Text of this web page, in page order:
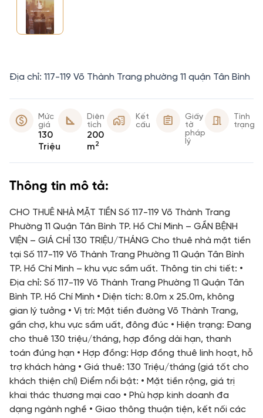
Địa chỉ: 117-119 Võ Thành Trang phường 11 quận Tân Bình
Mức
giá
130
Triệu
Diện
tích
200
m2
Kết
cấu
Giấy
tờ
pháp
lý
Tình
trạng
Thông tin mô tả:
CHO THUÊ NHÀ MẶT TIỀN Số 117-119 Võ Thành Trang
Phường 11 Quận Tân Bình TP. Hồ Chí Minh – GẦN BỆNH
VIỆN – GIÁ CHỈ 130 TRIỆU/THÁNG Cho thuê nhà mặt tiền
tại Số 117-119 Võ Thành Trang Phường 11 Quận Tân Bình
TP. Hồ Chí Minh – khu vực sầm uất. Thông tin chi tiết: •
Địa chỉ: Số 117-119 Võ Thành Trang Phường 11 Quận Tân
Bình TP. Hồ Chí Minh • Diện tích: 8.0m x 25.0m, không
gian lý tưởng • Vị trí: Mặt tiền đường Võ Thành Trang,
gần chợ, khu vực sầm uất, đông đúc • Hiện trạng: Đang
cho thuê 130 triệu/tháng, hợp đồng dài hạn, thanh
toán đúng hạn • Hợp đồng: Hợp đồng thuê linh hoạt, hỗ
trợ khách hàng • Giá thuê: 130 Triệu/tháng (giá tốt cho
khách thiện chí) Điểm nổi bật: • Mặt tiền rộng, giá trị
khai thác thương mại cao • Phù hợp kinh doanh đa
dạng ngành nghề • Giao thông thuận tiện, kết nối các